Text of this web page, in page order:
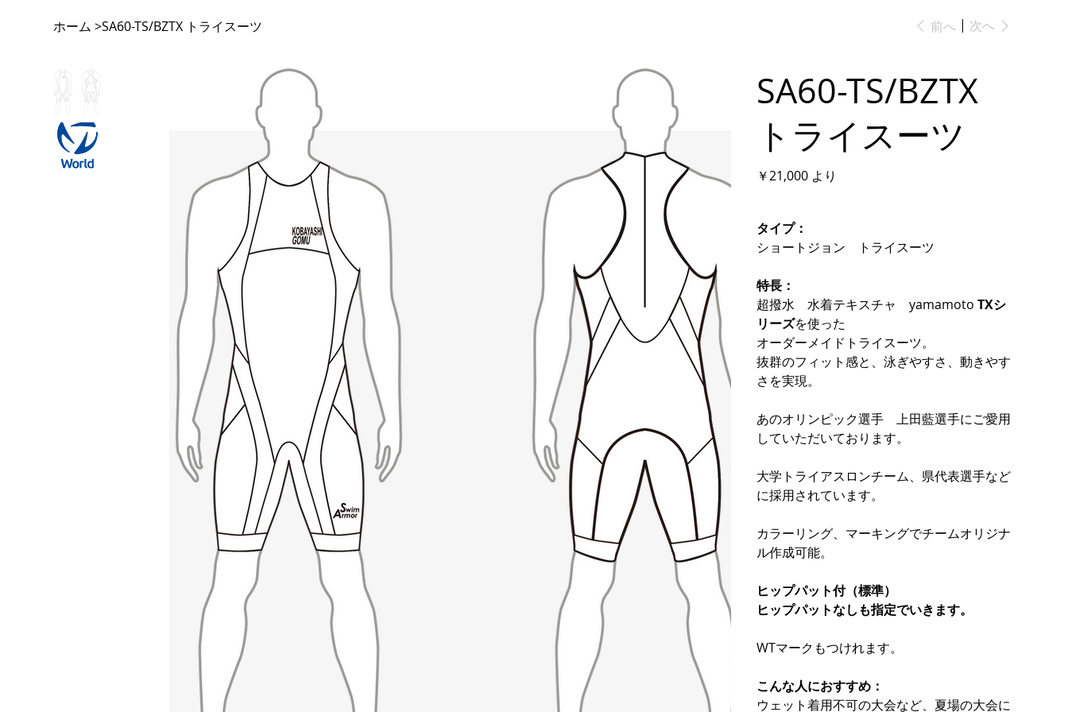
ホーム >SA60-TS/BZTX トライスーツ 前へ 次へ
SA60-TS/BZTX
トライスーツ
価
格
￥21,000 より
タイプ：
ショートジョン トライスーツ
特長：
超撥水 水着テキスチャ yamamoto TXシ
リーズを使った
オーダーメイドトライスーツ。
抜群のフィット感と、泳ぎやすさ、動きやす
さを実現。
あのオリンピック選手 上田藍選手にご愛用
していただいております。
大学トライアスロンチーム、県代表選手など
に採用されています。
カラーリング、マーキングでチームオリジナ
ル作成可能。
ヒップパット付（標準）
ヒップパットなしも指定でいきます。
WTマークもつけれます。
こんな人におすすめ：
ウェット着用不可の大会など、夏場の大会に